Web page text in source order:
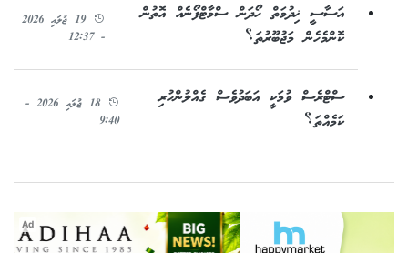
އަސާސީ ޚިދުމަތް ހޯދަން ސްމާޓްފޯނެއް އޮތުން
ކޮންމެހެން މަޖުބޫރުތަ؟
19 ޖުލައި 2026
- 12:37
ސްޓްރެސް ވުމަކީ އަބަދުވެސް ގެއްލުންހުރި
ކަމެއްތަ؟
18 ޖުލައި 2026 -
9:40
Ad